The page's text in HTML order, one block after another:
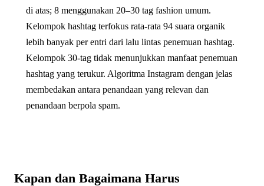
di atas; 8 menggunakan 20–30 tag fashion umum.
Kelompok hashtag terfokus rata-rata 94 suara organik
lebih banyak per entri dari lalu lintas penemuan hashtag.
Kelompok 30-tag tidak menunjukkan manfaat penemuan
hashtag yang terukur. Algoritma Instagram dengan jelas
membedakan antara penandaan yang relevan dan
penandaan berpola spam.
Kapan dan Bagaimana Harus